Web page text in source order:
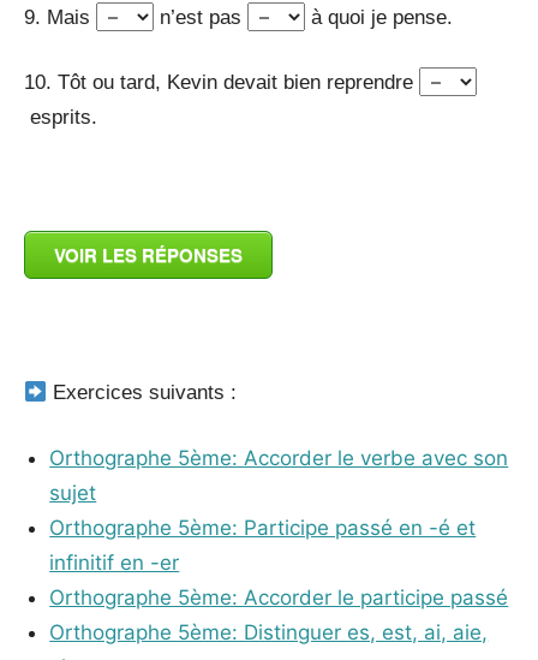
9. Mais n’est pas à quoi je pense.
10. Tôt ou tard, Kevin devait bien reprendre
esprits.
VOIR LES RÉPONSES
Exercices suivants :
Orthographe 5ème: Accorder le verbe avec son
sujet
Orthographe 5ème: Participe passé en -é et
infinitif en -er
Orthographe 5ème: Accorder le participe passé
Orthographe 5ème: Distinguer es, est, ai, aie,